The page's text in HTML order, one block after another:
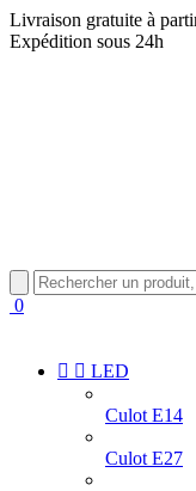
Livraison gratuite à
Expédition sous 24h
0
  LED
Culot E14
Culot E27